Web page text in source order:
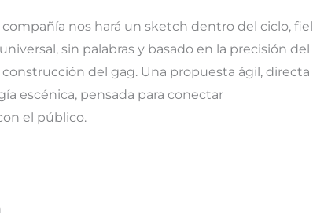
compañía nos hará un sketch dentro del ciclo, fiel
sin palabras y basado en la precisión del
del gag. Una propuesta ágil, directa
escénica, pensada para conectar
el público.